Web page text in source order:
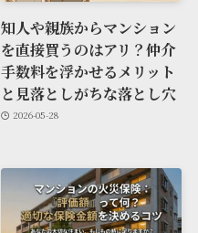
知人や親族からマンション
を直接買うのはアリ？仲介
手数料を浮かせるメリット
と見落としがちな落とし穴
2026-05-28